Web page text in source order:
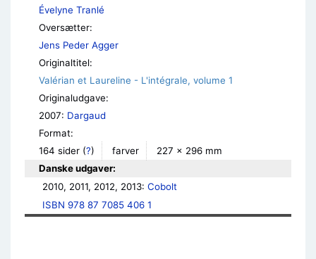
Évelyne Tranlé
Oversætter:
Jens Peder Agger
Originaltitel:
Valérian et Laureline - L'intégrale, volume 1
Originaludgave:
2007: Dargaud
Format:
164 sider (?) farver
227 × 296 mm
Danske udgaver:
2010, 2011, 2012, 2013: Cobolt
ISBN 978 87 7085 406 1